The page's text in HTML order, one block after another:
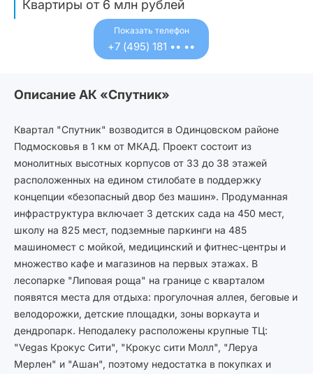
видеонаблюдения. Система будет
реагировать на заданные алгоритмы
и исключит человеческий фактор.
Пропускной режим обеспечат два
Сотрудники службы будут в режиме
сигналы тревоги, которые сработают
автоматически или поступят от
жителей.
Квартиры от 6 млн рублей
Показать телефон
+7 (495) 181 •• ••
Описание АК «Спутник»
Квартал "Спутник" возводится в Одинцовском районе
Подмосковья в 1 км от МКАД. Проект состоит из
монолитных высотных корпусов от 33 до 38 этажей
расположенных на едином стилобате в поддержку
концепции «безопасный двор без машин». Продуманная
инфраструктура включает 3 детских сада на 450 мест,
школу на 825 мест, подземные паркинги на 485
машиномест с мойкой, медицинский и фитнес-центры и
множество кафе и магазинов на первых этажах. В
лесопарке "Липовая роща" на границе с кварталом
появятся места для отдыха: прогулочная аллея, беговые и
велодорожки, детские площадки, зоны воркаута и
дендропарк. Неподалеку расположены крупные ТЦ:
"Vegas Крокус Сити", "Крокус сити Молл", "Леруа
Мерлен" и "Ашан", поэтому недостатка в покупках и